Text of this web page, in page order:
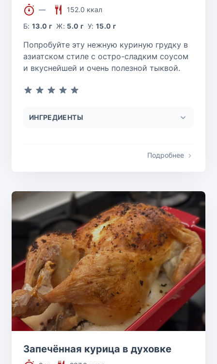
—
152.0 ккал
Б:13.0 г Ж: 5.0 г У:15.0 г
Попробуйте эту нежную куриную грудку в
азиатском стиле с остро-сладким соусом
и вкуснейшей и очень полезной тыквой.
ИНГРЕДИЕНТЫ
Подробнее
Запечённая курица в духовке